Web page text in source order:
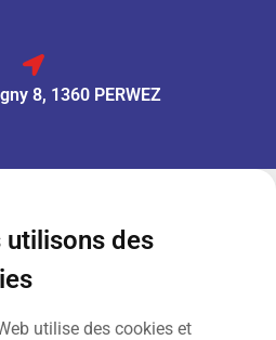
utilisons des
utilise des cookies et
8, 1360 PERWEZ
: 9h00 – 13h00
: Fermé
LOCATION :